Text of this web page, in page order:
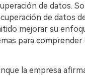
de Fotos
dañadas, mejora su
más valiosos con el
de datos.
de datos
mejorar su
para comprender
la empresa